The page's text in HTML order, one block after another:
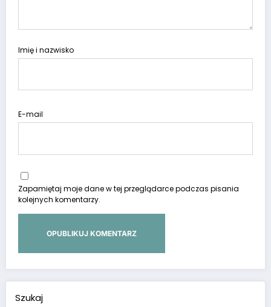
Imię i nazwisko
E-mail
Zapamiętaj moje dane w tej przeglądarce podczas pisania
kolejnych komentarzy.
Szukaj